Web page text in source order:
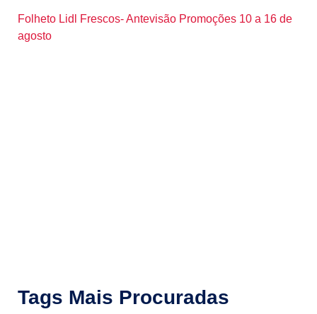
Folheto Lidl Frescos- Antevisão Promoções 10 a 16 de
agosto
Tags Mais Procuradas